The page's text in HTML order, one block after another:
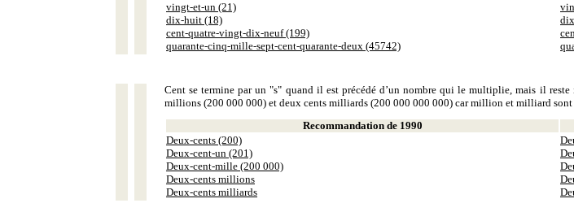
vingt-et-un (21)
dix-huit (18)
cent-quatre-vingt-dix-neuf (199)
quarante-cinq-mille-sept-cent-quarante-deux (45742)
Cent se termine par un "s" quand il est précédé d’un nombre qui le multiplie, mais il
millions (200 000 000) et deux cents milliards (200 000 000 000) car million et milliard sont
Recommandation de 1990
Deux-cents (200)
Deux-cent-un (201)
Deux-cent-mille (200 000)
Deux-cents millions
Deux-cents milliards